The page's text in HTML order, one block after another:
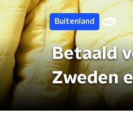
Buitenland
Betaald
Zweden